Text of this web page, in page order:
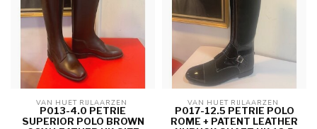
VAN HUET RIJLAARZEN
P013-4.0 PETRIE
SUPERIOR POLO BROWN
VAN HUET RIJLAARZEN
P017-12.5 PETRIE POLO
ROME + PATENT LEATHER